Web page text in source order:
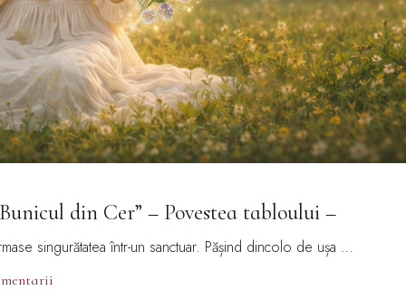
din Cer” – Povestea tabloului –
singurătatea într-un sanctuar. Pășind dincolo de ușa …